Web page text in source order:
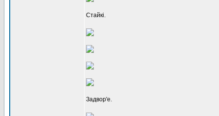
Стайкі.
Задвор'е.